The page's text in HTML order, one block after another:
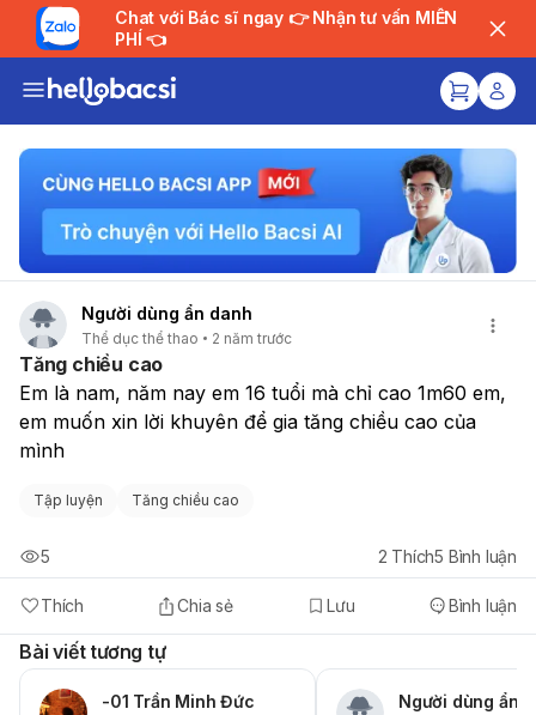
Chat với Bác sĩ ngay 👉 Nhận tư vấn MIỄN
PHÍ 👈
Người dùng ẩn danh
Thể dục thể thao 2 năm trước
Tăng chiều cao
Em là nam, năm nay em 16 tuổi mà chỉ cao 1m60 em,
em muốn xin lời khuyên để gia tăng chiều cao của
mình
Tập luyện Tăng chiều cao
Thích Chia sẻ Lưu Bình luận
5 2 Thích5 Bình luận
Bài viết tương tự
-01 Trần Minh Đức Người dùng ẩn